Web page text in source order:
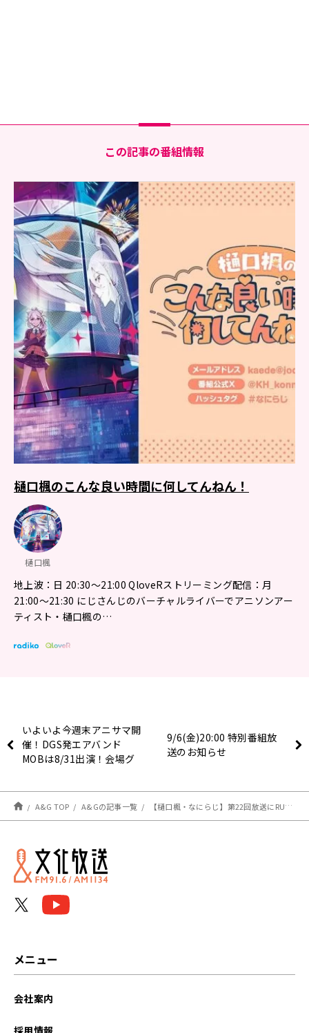
この記事の番組情報
樋口楓のこんな良い時間に何してんねん！
樋口楓
地上波：日 20:30～21:00 QloveRストリーミング配信：月
21:00〜21:30 にじさんじのバーチャルライバーでアニソンアー
ティスト・樋口楓の…
いよいよ今週末アニサマ開
催！DGS発エアバンド
MOBは8/31出演！会場グ
と応援グッズ販売！
9/6(金)20:00 特別番組放
送のお知らせ
A&G TOP A&Gの記事一覧 【樋口楓・なにらじ】第22回放送にRUCCAさん、馬渕直純さんのゲスト出演が決定！
メニュー
会社案内
採用情報